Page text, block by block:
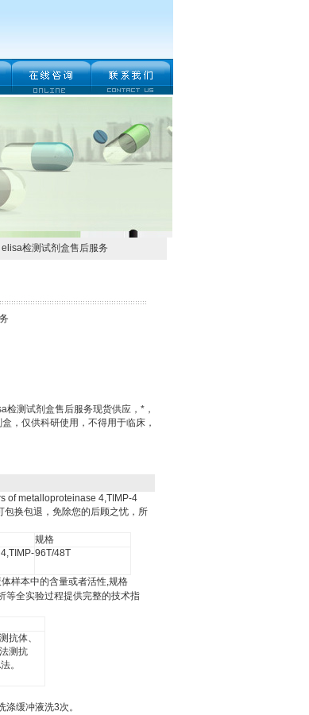
检测试剂盒售后服务
检测试剂盒售后服务现货供应，*，
，仅供科研使用，不得用于临床，
of metalloproteinase 4,TIMP-4
包换包退，免除您的后顾之忧，所
规格
96T/48T
样本中的含量或者活性,规格
等全实验过程提供完整的技术指
抗体、
测抗
法。
涤缓冲液洗3次。